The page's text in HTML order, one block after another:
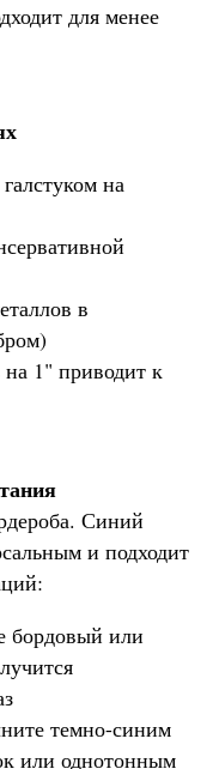
для менее
на
в
1" приводит к
Синий
и подходит
бордовый или
темно-синим
или однотонным